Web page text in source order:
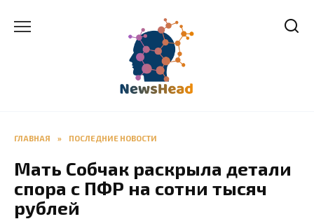
ГЛАВНАЯ » ПОСЛЕДНИЕ НОВОСТИ
Мать Собчак раскрыла детали
спора с ПФР на сотни тысяч
рублей